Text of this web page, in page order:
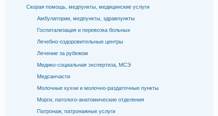
Скорая помощь, медпункты, медицинские услуги
Амбулатории, медпункты, здравпункты
Госпитализация и перевозка больных
Лечебно-оздоровительные центры
Лечение за рубежом
Медико-социальная экспертиза, МСЭ
Медсанчасти
Молочные кухни и молочно-раздаточные пункты
Морги, патолого-анатомические отделения
Патронаж, патронажные услуги